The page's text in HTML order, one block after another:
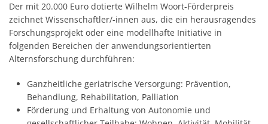
Der mit 20.000 Euro dotierte Wilhelm Woort-Förderpreis
zeichnet Wissenschaftler/-innen aus, die ein herausragendes
Forschungsprojekt oder eine modellhafte Initiative in
folgenden Bereichen der anwendungsorientierten
Alternsforschung durchführen:
Ganzheitliche geriatrische Versorgung: Prävention,
Behandlung, Rehabilitation, Palliation
Förderung und Erhaltung von Autonomie und